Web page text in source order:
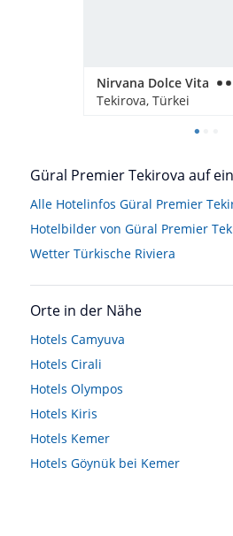
Nirvana Dolce Vita
Tekirova, Türkei
Güral Premier Tekirova auf
Alle Hotelinfos Güral Premier
Hotelbilder von Güral Premier
Wetter Türkische Riviera
Orte in der Nähe
Hotels Camyuva
Hotels Cirali
Hotels Olympos
Hotels Kiris
Hotels Kemer
Hotels Göynük bei Kemer